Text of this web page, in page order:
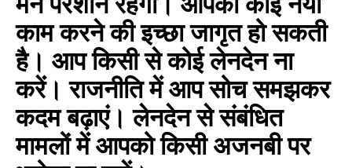
मन परेशान रहेगा। आपकी कोई नया
काम करने की इच्छा जागृत हो सकती
है। आप किसी से कोई लेनदेन ना
करें। राजनीति में आप सोच समझकर
कदम बढ़ाएं। लेनदेन से संबंधित
मामलों में आपको किसी अजनबी पर